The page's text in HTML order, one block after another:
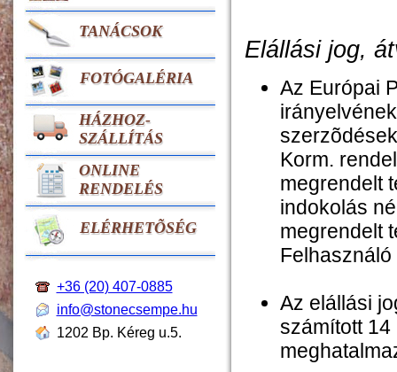
TANÁCSOK
FOTÓGALÉRIA
HÁZHOZ-
SZÁLLÍTÁS
ONLINE
RENDELÉS
ELÉRHETÕSÉG
+36 (20) 407-0885
info@stonecsempe.hu
1202 Bp. Kéreg u.5.
Elállási jog,
Az Európai
Korm.
megrendelt
indokolás
megrendelt
Az elállási
számított 14